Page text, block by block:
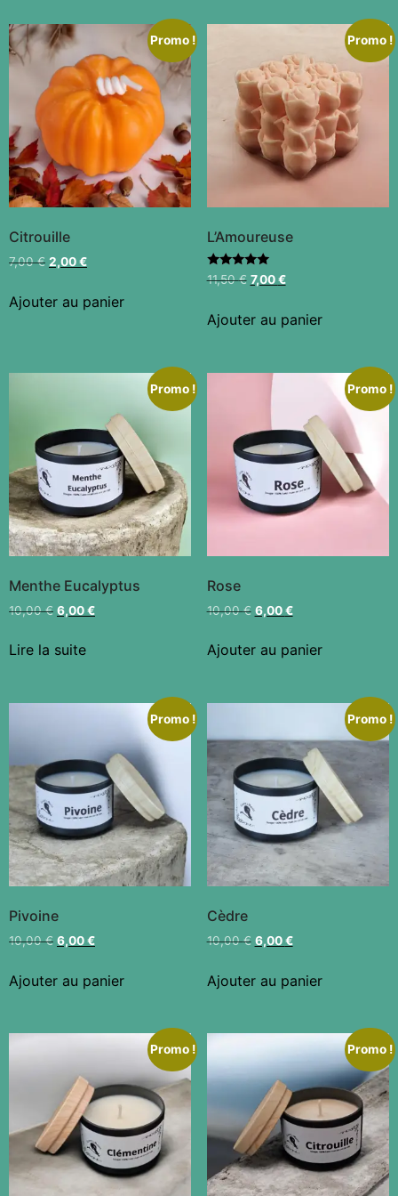
Promo !
Citrouille
7,00€ 2,00€
Ajouter au panier
Promo !
L’Amoureuse
Note
5.00
11,50€ 7,00€
Ajouter au panier
Promo !
Menthe Eucalyptus
10,00€ 6,00€
Lire la suite
Promo !
Rose
10,00€ 6,00€
Ajouter au panier
Promo !
Pivoine
10,00€ 6,00€
Ajouter au panier
Promo !
Cèdre
10,00€ 6,00€
Ajouter au panier
Promo ! Promo !